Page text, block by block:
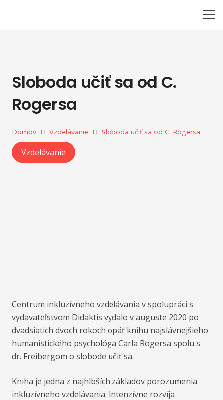
Sloboda učiť sa od C.
Rogersa
Domov Vzdelávanie Sloboda učiť sa od C. Rogersa
Vzdelávanie
Centrum inkluzívneho vzdelávania v spolupráci s
vydavateľstvom Didaktis vydalo v auguste 2020 po
dvadsiatich dvoch rokoch opäť knihu najslávnejšieho
humanistického psychológa Carla Rogersa spolu s
dr. Freibergom o slobode učiť sa.
Kniha je jedna z najhlbších základov porozumenia
inkluzívneho vzdelávania. Intenzívne rozvíja